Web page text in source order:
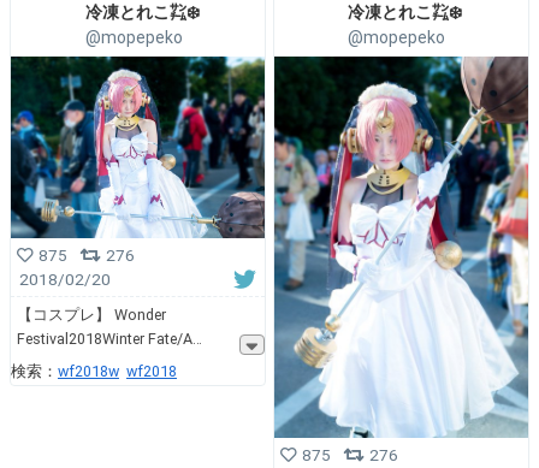
冷凍とれこ㌠❄️
@mopepeko
875
276
2018/02/20
【コスプレ】 Wonder
Festival2018Winter Fate/A
検索： wf2018w wf2018
冷凍とれこ㌠❄️
@mopepeko
875
276